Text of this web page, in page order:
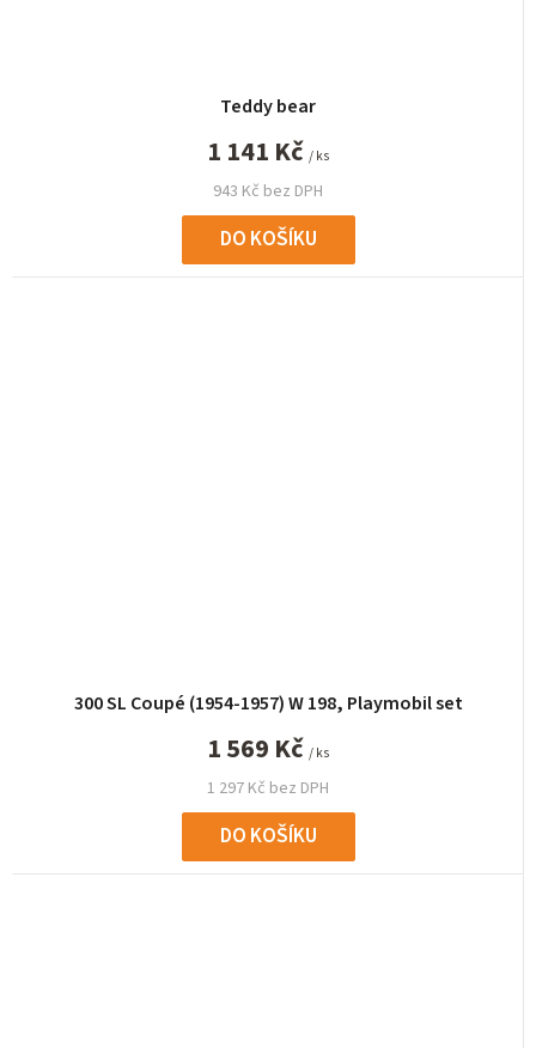
Teddy bear
943 Kč bez DPH
1 141 Kč / ks
DO KOŠÍKU
300 SL Coupé (1954-1957) W 198, Playmobil set
1 297 Kč bez DPH
1 569 Kč / ks
DO KOŠÍKU